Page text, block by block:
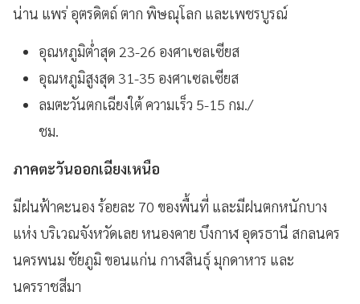
น่าน แพร่ อุตรดิตถ์ ตาก พิษณุโลก และเพชรบูรณ์
อุณหภูมิต่ำสุด 23-26 องศาเซลเซียส
อุณหภูมิสูงสุด 31-35 องศาเซลเซียส
ลมตะวันตกเฉียงใต้ ความเร็ว 5-15 กม./
ชม.
ภาคตะวันออกเฉียงเหนือ
มีฝนฟ้าคะนอง ร้อยละ 70 ของพื้นที่ และมีฝนตกหนักบาง
แห่ง บริเวณจังหวัดเลย หนองคาย บึงกาฬ อุดรธานี สกลนคร
นครพนม ชัยภูมิ ขอนแก่น กาฬสินธุ์ มุกดาหาร และ
นครราชสีมา